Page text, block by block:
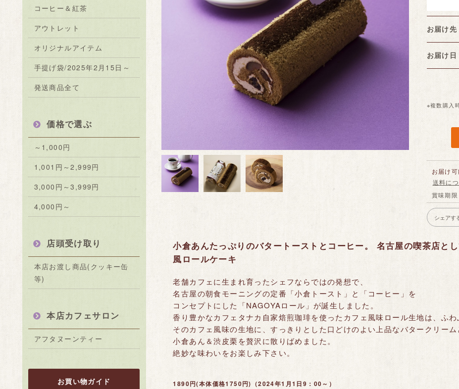
コーヒー＆紅茶
アウトレット
オリジナルアイテム
手提げ袋/2025年2月15日～
発送商品全て
価格で選ぶ
～1,000円
1,001円～2,999円
3,000円～3,999円
4,000円～
店頭受け取り
本店お渡し商品(クッキー缶
等)
本店カフェサロン
アフタヌーンティー
お買い物ガイド
お届け
お届け
※複数購入
お届け可
送料に
賞味期
シェアす
小倉あんたっぷりのバタートーストとコーヒー。 名古屋の喫茶店と
風ロールケーキ
老舗カフェに生まれ育ったシェフならではの発想で、
名古屋の朝食モーニングの定番「小倉トースト」と「コーヒー」を
コンセプトにした「NAGOYAロール」が誕生しました。
香り豊かなカフェタナカ自家焙煎珈琲を使ったカフェ風味ロール生地は、ふわ
そのカフェ風味の生地に、すっきりとした口どけのよい上品なバタークリーム
小倉あん＆渋皮栗を贅沢に散りばめました。
絶妙な味わいをお楽しみ下さい。
1890円(本体価格1750円)（2024年1月1日9：00～）